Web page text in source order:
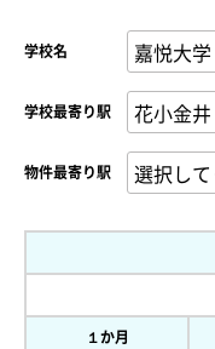
学校名
学校最寄り駅
物件最寄り駅
１か月